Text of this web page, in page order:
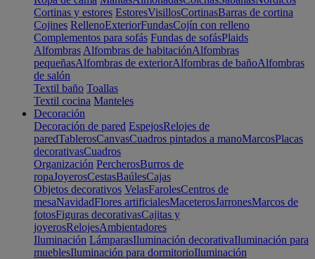
Cortinas y estores EstoresVisillosCortinasBarras de cortina
Cojines RellenoExteriorFundasCojín con relleno
Complementos para sofás Fundas de sofásPlaids
Alfombras Alfombras de habitaciónAlfombras
pequeñasAlfombras de exteriorAlfombras de bañoAlfombras
de salón
Textil baño Toallas
Textil cocina Manteles
Decoración
Decoración de pared EspejosRelojes de
paredTablerosCanvasCuadros pintados a manoMarcosPlacas
decorativasCuadros
Organización PercherosBurros de
ropaJoyerosCestasBaúlesCajas
Objetos decorativos VelasFarolesCentros de
mesaNavidadFlores artificialesMaceterosJarronesMarcos de
fotosFiguras decorativasCajitas y
joyerosRelojesAmbientadores
Iluminación LámparasIluminación decorativaIluminación para
mueblesIluminación para dormitorioIluminación